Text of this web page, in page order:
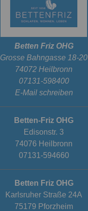
Betten Friz OHG
Grosse Bahngasse 18-20
74072 Heilbronn
07131-598400
E-Mail schreiben
Betten-Friz OHG
Edisonstr. 3
74076 Heilbronn
07131-594660
Betten Friz OHG
Karlsruher Straße 24A
75179 Pforzheim